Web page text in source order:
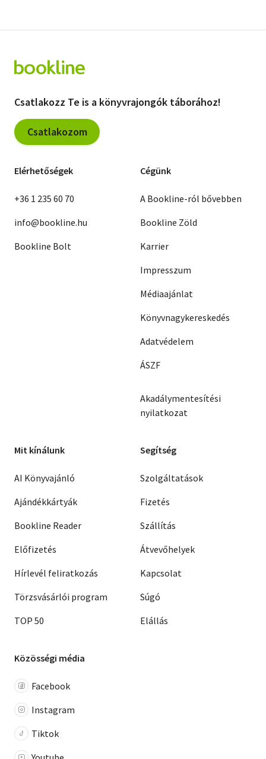
Csatlakozz Te is a könyvrajongók táborához!
Csatlakozom
Elérhetőségek
+36 1 235 60 70
info@bookline.hu
Bookline Bolt
Cégünk
A Bookline-ról bővebben
Bookline Zöld
Karrier
Impresszum
Médiaajánlat
Könyvnagykereskedés
Adatvédelem
ÁSZF
Akadálymentesítési
nyilatkozat
Mit kínálunk
AI Könyvajánló
Ajándékkártyák
Bookline Reader
Előfizetés
Hírlevél feliratkozás
Törzsvásárlói program
TOP 50
Segítség
Szolgáltatások
Fizetés
Szállítás
Átvevőhelyek
Kapcsolat
Súgó
Elállás
Közösségi média
Facebook
Instagram
Tiktok